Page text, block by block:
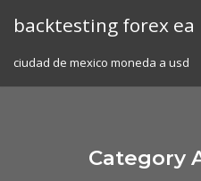
backtesting forex ea
ciudad de mexico moneda a usd
Category